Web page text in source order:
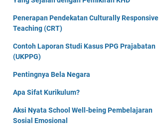
Penerapan Pendekatan Culturally Responsive
Teaching (CRT)
Contoh Laporan Studi Kasus PPG Prajabatan
(UKPPG)
Pentingnya Bela Negara
Apa Sifat Kurikulum?
Aksi Nyata School Well-being Pembelajaran
Sosial Emosional